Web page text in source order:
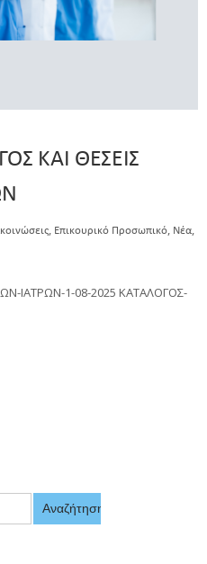
ΚΑΙ ΘΕΣΕΙΣ
Επικουρικό Προσωπικό Νέα
ΙΑΤΡΩΝ-1-08-2025 ΚΑΤΑΛΟΓΟΣ-